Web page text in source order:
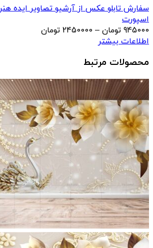
سفارش تابلو عکس از آرشیو تصاویر ایده هنر
اسپورت
945000 تومان –
2450000 تومانمحدوده
اطلاعات بیشتر
محصولات مرتبط